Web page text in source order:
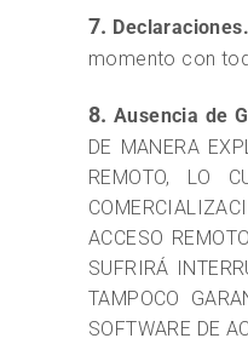
7. Declaraciones.
momento con
8. Ausencia de
DE MANERA
REMOTO, LO
ACCESO
SUFRIRÁ
TAMPOCO
SOFTWARE DE